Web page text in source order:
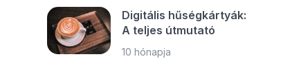
Digitális hűségkártyák:
A teljes útmutató
10 hónapja